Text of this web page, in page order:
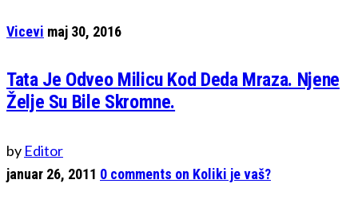
Vicevi maj 30, 2016
Tata Je Odveo Milicu Kod Deda Mraza. Njene
Želje Su Bile Skromne.
by Editor
januar 26, 2011 0 comments on Koliki je vaš?